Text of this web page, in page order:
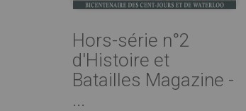
Hors-série n°2
d'Histoire et
Batailles Magazine -
...